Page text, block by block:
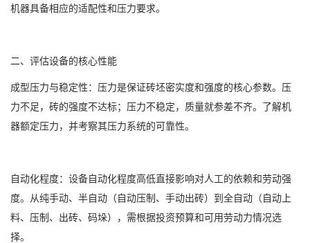
机器具备相应的适配性和压力要求。
二、评估设备的核心性能
成型压力与稳定性：压力是保证砖坯密实度和强度的核心参数。压
力不足，砖的强度不达标；压力不稳定，质量就参差不齐。了解机
器额定压力，并考察其压力系统的可靠性。
自动化程度：设备自动化程度高低直接影响对人工的依赖和劳动强
度。从纯手动、半自动（自动压制、手动出砖）到全自动（自动上
料、压制、出砖、码垛），需根据投资预算和可用劳动力情况选
择。